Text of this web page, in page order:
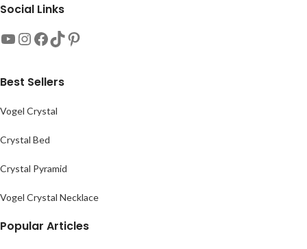
Social Links
Best Sellers
Vogel Crystal
Crystal Bed
Crystal Pyramid
Vogel Crystal Necklace
Popular Articles